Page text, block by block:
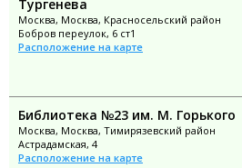
Тургенева
Москва, Москва, Красносельский район
Бобров переулок, 6 ст1
Расположение на карте
Библиотека №23 им. М. Горького
Москва, Москва, Тимирязевский район
Астрадамская, 4
Расположение на карте